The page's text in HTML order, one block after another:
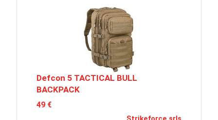
Defcon 5 TACTICAL BULL
BACKPACK
49 €